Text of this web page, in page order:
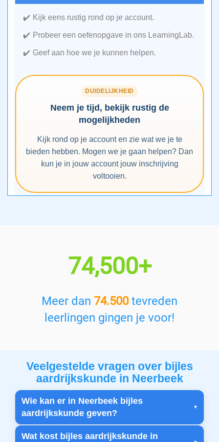
Kijk eens rustig rond op je account.
Probeer een oefenopgave in ons LearningLab.
Geef aan hoe we je kunnen helpen.
DUIDELIJKHEID
Neem je tijd, bekijk rustig de
mogelijkheden
Kijk rond op je account en zie wat we je te
bieden hebben. Mogen we je gaan helpen? Dan
kun je in jouw account jouw inschrijving
voltooien.
74,500+
Meer dan 74.500tevreden
leerlingen gingen je voor!
Veelgestelde vragen over bijles
aardrijkskunde in Neerbeek
Wie kan er in Neerbeek bijles
aardrijkskunde geven?
Wat kost bijles aardrijkskunde in